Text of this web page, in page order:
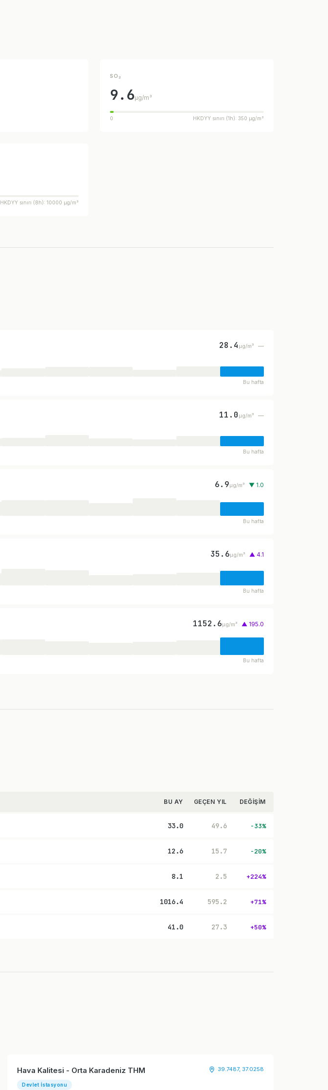
SO₂
9.6µg/m³
0 HKDYY sınırı (1h): 350 µg/m³
HKDYY sınırı (8h): 10000 µg/m³
28.4 µg/m³ —
Bu hafta
11.0 µg/m³ —
Bu hafta
6.9µg/m³ ▼ 1.0
Bu hafta
35.6µg/m³ ▲ 4.1
Bu hafta
1152.6µg/m³ ▲ 195.0
Bu hafta
BU AY GEÇEN YIL DEĞIŞIM
33.0 49.6 -33%
12.6 15.7 -20%
8.1 2.5 +224%
1016.4 595.2 +71%
41.0 27.3 +50%
Hava Kalitesi - Orta Karadeniz THM
Devlet İstasyonu
39.7487, 37.0258